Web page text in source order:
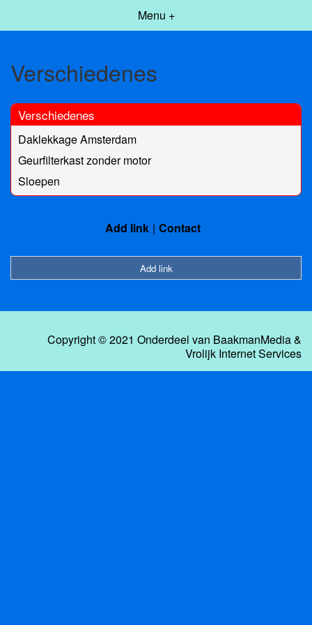
Menu +
Verschiedenes
Verschiedenes
Daklekkage Amsterdam
Geurfilterkast zonder motor
Sloepen
Add link Contact
Add link
Copyright © 2021 Onderdeel van BaakmanMedia&
Vrolijk Internet Services